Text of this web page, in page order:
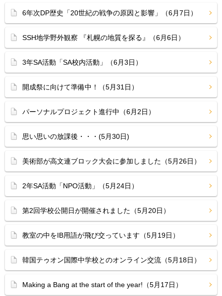
6年次DP歴史「20世紀の戦争の原因と影響」（6月7日）
SSH地学野外観察 『札幌の地質を探る』（6月6日）
3年SA活動「SA校内活動」（6月3日）
開成祭に向けて準備中！（5月31日）
パーソナルプロジェクト進行中（6月2日）
思い思いの放課後・・・(5月30日)
美術部が高文連ブロック大会に参加しました（5月26日）
2年SA活動「NPO活動」（5月24日）
第2回学校公開日が開催されました（5月20日）
教室の中をIB用語が飛び交っています（5月19日）
韓国テゥオン国際中学校とのオンライン交流（5月18日）
Making a Bang at the start of the year!（5月17日）